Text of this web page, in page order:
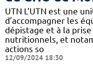
UTN L’UTN est une
d’accompagner les
dépistage et à la
nutritionnels, et
actions so
12/09/2024 18:30